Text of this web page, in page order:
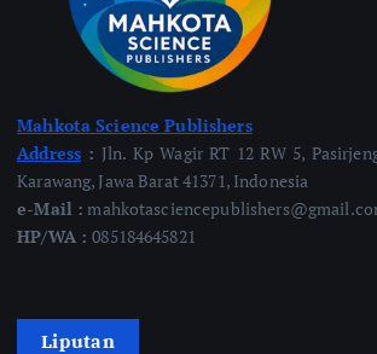
Mahkota Science Publishers
Address : Jln. Kp Wagir RT 12 RW 5,
Karawang, Jawa Barat 41371, Indonesia
e-Mail :
HP/WA :085184645821
Liputan